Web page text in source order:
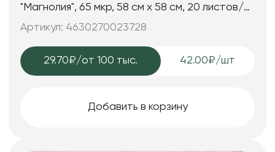
"Магнолия", 65 мкр, 58 см х 58 cм, 20 листов/
упак., сиреневый
Артикул: 4630270023728
29.70₽/от 100 тыс. 42.00₽/шт
Добавить в корзину